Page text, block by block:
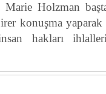
Holzman
konuşma
hakları